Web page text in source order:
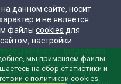
данном сайте, носит
и не является
файлы cookies для
настройки
с нашейполитикой
на обработку ваших
мы применяем файлы
на сбор статистики и
с политикой cookies.